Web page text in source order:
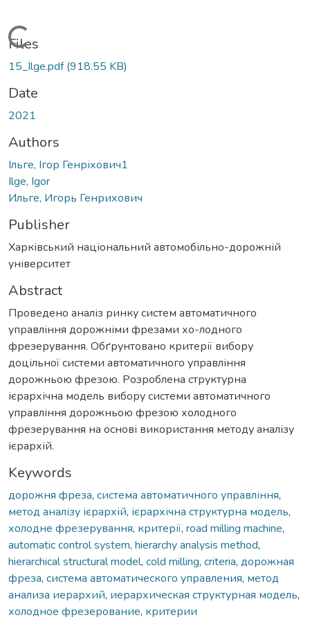
Loading...
Files
15_Ilge.pdf(918.55 KB)
Date
2021
Authors
Ільге, Ігор Генріхович1
Ilge, Igor
Ильге, Игорь Генрихович
Publisher
Харківський національний автомобільно-дорожній
університет
Abstract
Проведено аналіз ринку систем автоматичного
управління дорожніми фрезами хо-лодного
фрезерування. Обґрунтовано критерії вибору
доцільної системи автоматичного управління
дорожньою фрезою. Розроблена структурна
ієрархічна модель вибору системи автоматичного
управління дорожньою фрезою холодного
фрезерування на основі використання методу аналізу
ієрархій.
Keywords
дорожня фреза, система автоматичного управління,
метод аналізу ієрархій, ієрархічна структурна модель,
холодне фрезерування, критерії, road milling machine,
automatic control system, hierarchy analysis method,
hierarchical structural model, cold milling, criteria, дорожная
фреза, система автоматического управления, метод
анализа иерархий, иерархическая структурная модель,
холодное фрезерование, критерии